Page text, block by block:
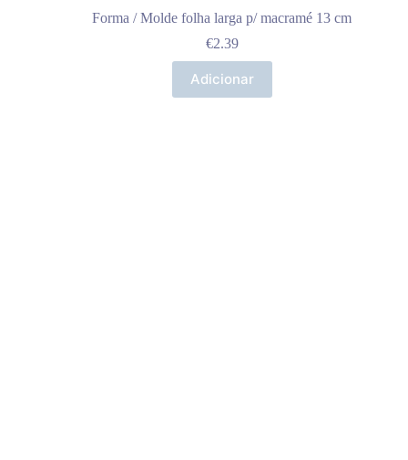
Forma / Molde folha larga p/ macramé 13 cm
€2.39
Adicionar